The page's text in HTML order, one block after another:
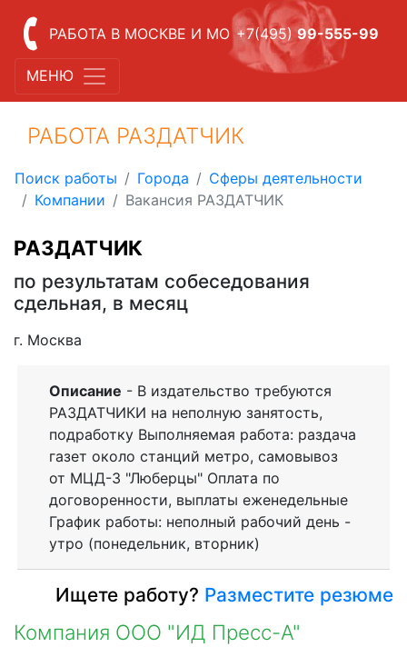
РАБОТА В МОСКВЕ И МО +7(495) 99-555-99
МЕНЮ
РАБОТА РАЗДАТЧИК
Поиск работы Города
Сферы деятельности
Компании
Вакансия РАЗДАТЧИК
РАЗДАТЧИК
по результатам собеседования
сдельная, в месяц
г. Москва
Описание - В издательство требуются
РАЗДАТЧИКИ на неполную занятость,
подработку Выполняемая работа: раздача
газет около станций метро, самовывоз
от МЦД-3 "Люберцы" Оплата по
договоренности, выплаты еженедельные
График работы: неполный рабочий день -
утро (понедельник, вторник)
Ищете работу? Разместите резюме
Компания ООО "ИД Пресс-А"